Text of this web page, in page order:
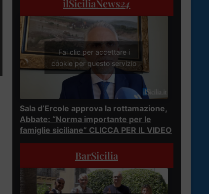
ilSiciliaNews24
Fai clic per accettare i
cookie per questo servizio
Sala d’Ercole approva la rottamazione,
Abbate: “Norma importante per le
famiglie siciliane” CLICCA PER IL VIDEO
BarSicilia